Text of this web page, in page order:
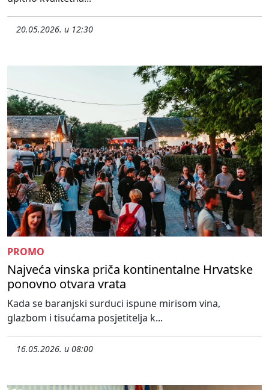
20.05.2026. u 12:30
PROMO
Najveća vinska priča kontinentalne Hrvatske
ponovno otvara vrata
Kada se baranjski surduci ispune mirisom vina,
glazbom i tisućama posjetitelja k...
16.05.2026. u 08:00